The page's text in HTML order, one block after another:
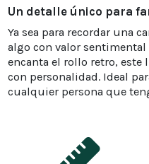
Un detalle único para
Ya sea para recordar una
algo con valor
encanta el rollo retro, este
con personalidad. Ideal
cualquier persona que